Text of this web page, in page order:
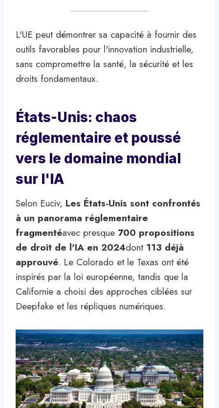
L'UE peut démontrer sa capacité à fournir des
outils favorables pour l'innovation industrielle,
sans compromettre la santé, la sécurité et les
droits fondamentaux.
États-Unis: chaos
réglementaire et poussé
vers le domaine mondial
sur l'IA
Selon Euciv, Les États-Unis sont confrontés
à un panorama réglementaire
fragmentéavec presque 700 propositions
de droit de l'IA en 2024dont 113 déjà
approuvé. Le Colorado et le Texas ont été
inspirés par la loi européenne, tandis que la
Californie a choisi des approches ciblées sur
Deepfake et les répliques numériques.